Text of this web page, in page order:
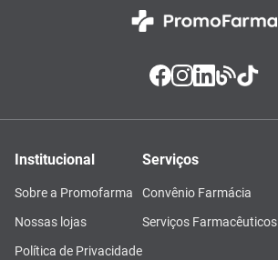
Institucional
Sobre a Promofarma
Nossas lojas
Política de Privacidade
Serviços
Convênio Farmácia
Serviços Farmacêuticos